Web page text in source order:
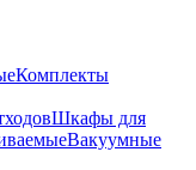
Комплекты
Шкафы для
Вакуумные